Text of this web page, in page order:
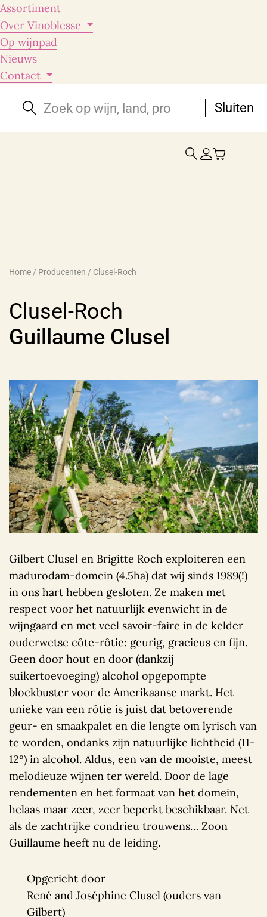
Assortiment
Over Vinoblesse
Op wijnpad
Nieuws
Contact
Sluiten
Home / Producenten / Clusel-Roch
Clusel-Roch
Guillaume Clusel
Gilbert Clusel en Brigitte Roch exploiteren een
madurodam-domein (4.5ha) dat wij sinds 1989(!)
in ons hart hebben gesloten. Ze maken met
respect voor het natuurlijk evenwicht in de
wijngaard en met veel savoir-faire in de kelder
ouderwetse côte-rôtie: geurig, gracieus en fijn.
Geen door hout en door (dankzij
suikertoevoeging) alcohol opgepompte
blockbuster voor de Amerikaanse markt. Het
unieke van een rôtie is juist dat betoverende
geur- en smaakpalet en die lengte om lyrisch van
te worden, ondanks zijn natuurlijke lichtheid (11-
12º) in alcohol. Aldus, een van de mooiste, meest
melodieuze wijnen ter wereld. Door de lage
rendementen en het formaat van het domein,
helaas maar zeer, zeer beperkt beschikbaar. Net
als de zachtrijke condrieu trouwens… Zoon
Guillaume heeft nu de leiding.
Opgericht door
René and Joséphine Clusel (ouders van
Gilbert)